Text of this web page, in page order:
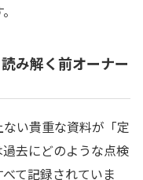
み解く前オーナー
い貴重な資料が「定
去にどのような点検
て記録されていま